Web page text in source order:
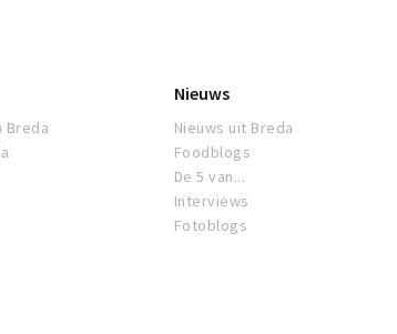
Breda
Nieuws
Nieuws uit Breda
Foodblogs
De 5 van...
Interviews
Fotoblogs